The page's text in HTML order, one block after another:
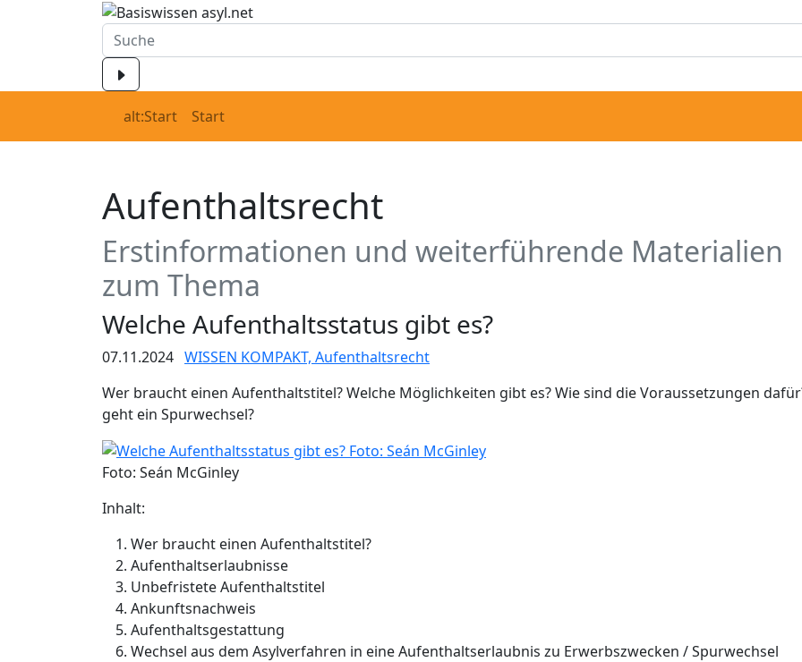
alt:Start Start
Aufenthaltsrecht
Erstinformationen und weiterführende Materialien
zum Thema
Welche Aufenthaltsstatus gibt es?
07.11.2024 WISSEN KOMPAKT, Aufenthaltsrecht
Wer braucht einen Aufenthaltstitel? Welche Möglichkeiten gibt es? Wie sind die Voraussetzungen
geht ein Spurwechsel?
Foto: Seán McGinley
Inhalt:
Wer braucht einen Aufenthaltstitel?
Aufenthaltserlaubnisse
Unbefristete Aufenthaltstitel
Ankunftsnachweis
Aufenthaltsgestattung
Wechsel aus dem Asylverfahren in eine Aufenthaltserlaubnis zu Erwerbszwecken / Spurwechsel